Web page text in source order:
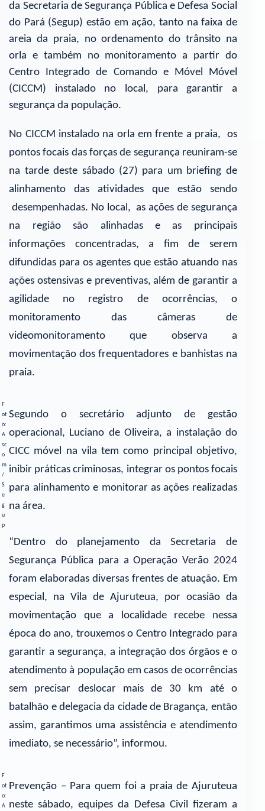
da Secretaria de Segurança Pública e Defesa Social
do Pará (Segup) estão em ação, tanto na faixa de
areia da praia, no ordenamento do trânsito na
orla e também no monitoramento a partir do
Centro Integrado de Comando e Móvel Móvel
(CICCM) instalado no local, para garantir a
segurança da população.
No CICCM instalado na orla em frente a praia, os
pontos focais das forças de segurança reuniram-se
na tarde deste sábado (27) para um briefing de
alinhamento das atividades que estão sendo
desempenhadas. No local, as ações de segurança
na região são alinhadas e as principais
informações concentradas, a fim de serem
difundidas para os agentes que estão atuando nas
ações ostensivas e preventivas, além de garantir a
agilidade no registro de ocorrências, o
monitoramento das câmeras de
videomonitoramento que observa a
movimentação dos frequentadores e banhistas na
praia.
F
ot
o:
A
sc
o
m
/
S
e
g
u
p
Segundo o secretário adjunto de gestão
operacional, Luciano de Oliveira, a instalação do
CICC móvel na vila tem como principal objetivo,
inibir práticas criminosas, integrar os pontos focais
para alinhamento e monitorar as ações realizadas
na área.
“Dentro do planejamento da Secretaria de
Segurança Pública para a Operação Verão 2024
foram elaboradas diversas frentes de atuação. Em
especial, na Vila de Ajuruteua, por ocasião da
movimentação que a localidade recebe nessa
época do ano, trouxemos o Centro Integrado para
garantir a segurança, a integração dos órgãos e o
atendimento à população em casos de ocorrências
sem precisar deslocar mais de 30 km até o
batalhão e delegacia da cidade de Bragança, então
assim, garantimos uma assistência e atendimento
imediato, se necessário”, informou.
F
ot
o:
A
Prevenção – Para quem foi a praia de Ajuruteua
neste sábado, equipes da Defesa Civil fizeram a